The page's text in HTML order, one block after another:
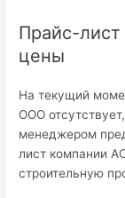
Прайс-
цены
На текущий
ООО
менеджером
лист компании
строительную